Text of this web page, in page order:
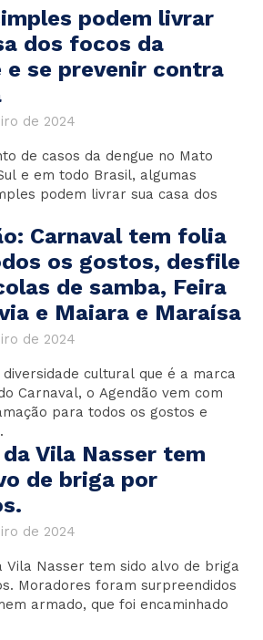
podem livrar
dos focos da
e se prevenir contra
de 2024
de casos da dengue no Mato
e em todo Brasil, algumas
podem livrar sua casa dos
Carnaval tem folia
os gostos, desfile
de samba, Feira
e Maiara e Maraísa
de 2024
diversidade cultural que é a marca
Carnaval, o Agendão vem com
para todos os gostos e
da Vila Nasser tem
de briga por
de 2024
Vila Nasser tem sido alvo de briga
Moradores foram surpreendidos
armado, que foi encaminhado